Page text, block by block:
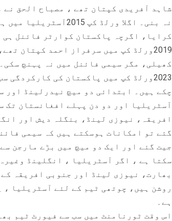
شاہد آفریدی کپتان تھے ، مصباح الحق
نہ بنی۔ اگلا ورلڈ کپ
کرایا، اگرچہ پاکستان کوارٹر فائنل ہی
2019ورلڈ کپ میں سرفراز احمد کپتان
کھیلی، مگر سیمی فائنل میں نہ پہنچ سکی۔
2023ورلڈ کپ میں پاکستان کی
چکے ہیں۔ ابتدائی دو میچ نیدرلینڈ اور
آسٹریلیا اور دو دن پہلے افغانستان تک
افریقہ، نیوزی لینڈ، بنگلہ دیش اور
گئے تو امکانات ہوسکتے ہیں کہ سیمی
جیت گئے اور ایک دو میچ میں بڑے مارجن
سکتا ہے ، اگر آسٹریلیا ، انگلینڈ
بھارت، نیوزی لینڈ اور جنوبی افریقہ
روشن ہیں، چوتھی ٹیم کے لئے آسٹریلیا
ہے۔
اس وقت ٹورنامنٹ میں سب سے فیورٹ ٹیم